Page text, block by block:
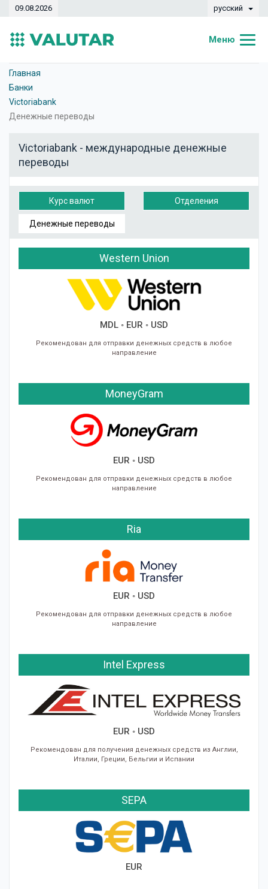
09.08.2026 русский
Меню
Динамика
Денежные переводы
Новости
Главная
Банки
Victoriabank
Денежные переводы
Victoriabank - международные денежные
переводы
Курс валют Отделения
Денежные переводы
Western Union
MDL ◦ EUR ◦ USD
Рекомендован для отправки денежных средств в любое
направление
MoneyGram
EUR ◦ USD
Рекомендован для отправки денежных средств в любое
направление
Ria
EUR ◦ USD
Рекомендован для отправки денежных средств в любое
направление
Intel Express
EUR ◦ USD
Рекомендован для получения денежных средств из Англии,
Италии, Греции, Бельгии и Испании
SEPA
EUR